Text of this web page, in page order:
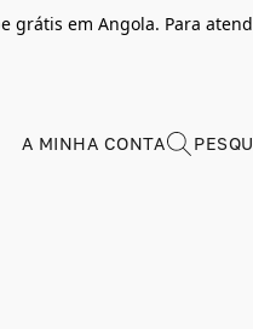
grátis em Angola. Para
A MINHA CONTA